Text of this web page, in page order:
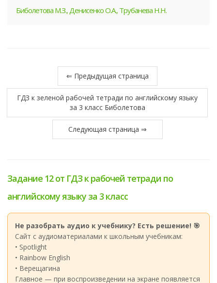
Биболетова М.З., Денисенко О.А., Трубанева Н.Н.
⇐ Предыдущая страница
ГДЗ к зеленой рабочей тетради по английскому языку
за 3 класс Биболетова
Следующая страница ⇒
Задание 12 от ГДЗ к рабочей тетради по
английскому языку за 3 класс
Не разобрать аудио к учебнику? Есть решение! 🎯
Сайт с аудиоматериалами к школьным учебникам:
• Spotlight
• Rainbow English
• Верещагина
Главное — при воспроизведении на экране появляется